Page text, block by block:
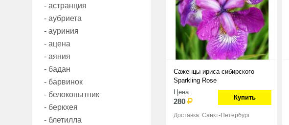
- астранция
- аубриета
- ауриния
- ацена
- аяния
- бадан
- барвинок
- белокопытник
- беркхея
- блетилла
Саженцы ириса сибирского
Sparkling Rose
Цена
280 Купить
Доставка: Санкт-Петербург